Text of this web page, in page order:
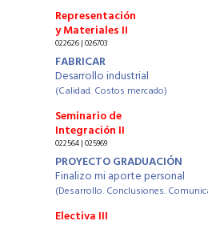
Representación
y Materiales II
022626 | 026703
FABRICAR
Desarrollo industrial
(Calidad. Costos mercado)
Seminario de
Integración II
022564 | 025969
PROYECTO GRADUACIÓN
Finalizo mi aporte personal
(Desarrollo. Conclusiones.
Electiva III